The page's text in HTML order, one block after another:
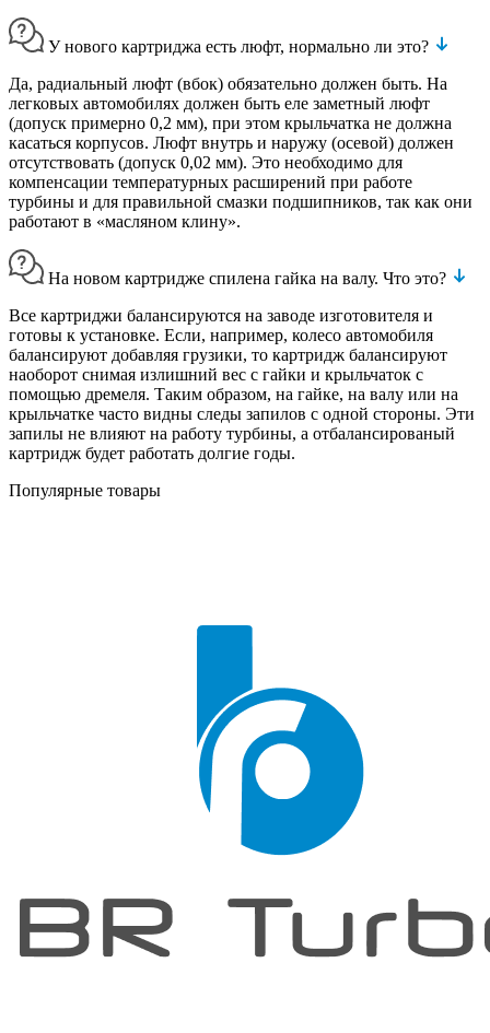
У нового картриджа есть люфт, нормально ли это?
Да, радиальный люфт (вбок) обязательно должен быть. На
легковых автомобилях должен быть еле заметный люфт
(допуск примерно 0,2 мм), при этом крыльчатка не должна
касаться корпусов. Люфт внутрь и наружу (осевой) должен
отсутствовать (допуск 0,02 мм). Это необходимо для
компенсации температурных расширений при работе
турбины и для правильной смазки подшипников, так как они
работают в «масляном клину».
На новом картридже спилена гайка на валу. Что это?
Все картриджи балансируются на заводе изготовителя и
готовы к установке. Если, например, колесо автомобиля
балансируют добавляя грузики, то картридж балансируют
наоборот снимая излишний вес с гайки и крыльчаток с
помощью дремеля. Таким образом, на гайке, на валу или на
крыльчатке часто видны следы запилов с одной стороны. Эти
запилы не влияют на работу турбины, а отбалансированый
картридж будет работать долгие годы.
Популярные товары